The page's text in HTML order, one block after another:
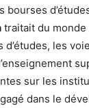
bourses
traitait du
les
sur les
dans le